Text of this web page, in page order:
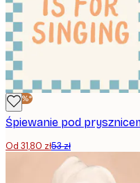
-40%*
Od 31,80 zł53 zł